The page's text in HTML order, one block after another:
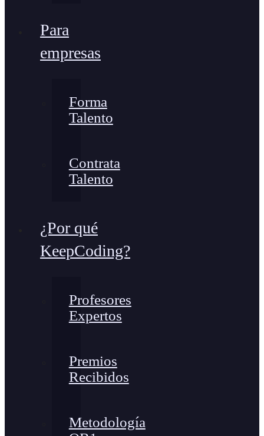
Para
empresas
Forma
Talento
Contrata
Talento
¿Por qué
KeepCoding?
Profesores
Expertos
Premios
Recibidos
Metodología